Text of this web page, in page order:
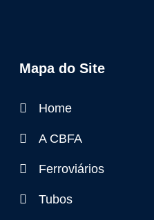
Mapa do Site
Home
A CBFA
Ferroviários
Tubos